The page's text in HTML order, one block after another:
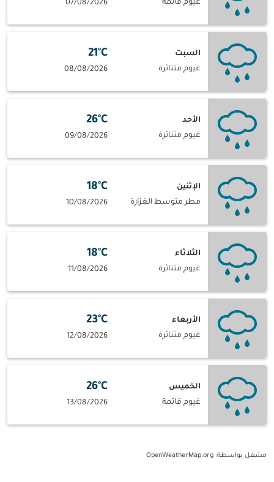
غيوم قاتمة 07/08/2026
السبت
غيوم متناثرة
21°C
08/08/2026
الأحد
غيوم متناثرة
26°C
09/08/2026
الإثنين
مطر متوسط الغزارة
18°C
10/08/2026
الثلاثاء
غيوم متناثرة
18°C
11/08/2026
الأربعاء
غيوم متناثرة
23°C
12/08/2026
الخميس
غيوم قاتمة
26°C
13/08/2026
مشغل بواسطة: OpenWeatherMap.org